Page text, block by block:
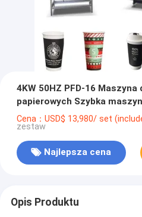
4KW 50HZ PFD-16
papierowych Szybka
papierowych
Cena：USD$ 13,980/ set
zestaw
Najlepsza cena
Opis Produktu